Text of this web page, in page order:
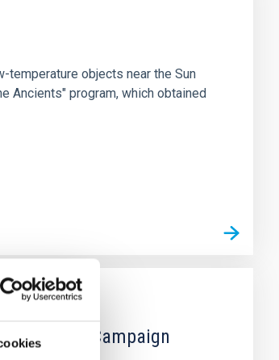
temperature objects near the Sun
Ancients" program, which obtained
Event Campaign